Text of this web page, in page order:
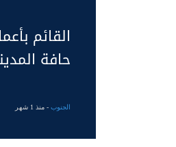
القائم
حافة
الجنوب- منذ 1 شهر